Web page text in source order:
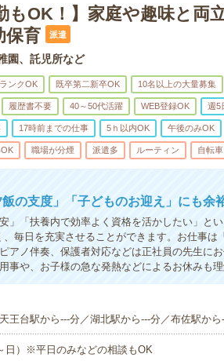
もOK！】家庭や趣味と両
保育
派遣
園、託児所など
ンクOK 既卒第二新卒OK 10名以上の大量募集
履歴書不要 40～50代活躍 WEB登録OK 週5
17時前までの仕事 5ｈ以内OK 午後のみOK
職場が分煙 派遣多 ルーティン 自転
の支度」「子どものお迎え」にも余
」「扶養内で効率よく資格を活かしたい」と
毎日を充実させることができます。お仕事は
アノ伴奏、保護者対応などは正社員の先生に
事や、お子様の急な発熱などによるお休みも理
王台駅から---分／湖北駅から---分／布佐駅か
日）※平日のみなどの相談もOK